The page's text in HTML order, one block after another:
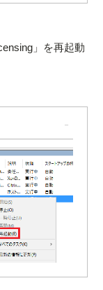
」を再起動